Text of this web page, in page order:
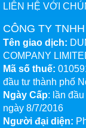
LIÊN HỆ VỚI
CÔNG TY
Tên giao dịch:
COMPANY
Mã số thuế:
đầu tư thành phố
Ngày Cấp: lần
ngày 8/7/2016
Người đại diện: